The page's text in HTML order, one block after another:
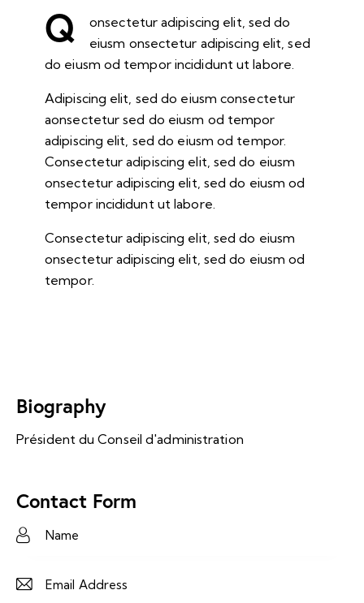
Q
onsectetur adipiscing elit, sed do
eiusm onsectetur adipiscing elit, sed
do eiusm od tempor incididunt ut labore.
Adipiscing elit, sed do eiusm consectetur
aonsectetur sed do eiusm od tempor
adipiscing elit, sed do eiusm od tempor.
Consectetur adipiscing elit, sed do eiusm
onsectetur adipiscing elit, sed do eiusm od
tempor incididunt ut labore.
Consectetur adipiscing elit, sed do eiusm
onsectetur adipiscing elit, sed do eiusm od
tempor.
Biography
Président du Conseil d'administration
Contact Form